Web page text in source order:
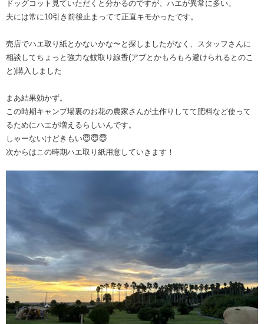
ドッグコット見ていただくと分かるのですが、ハエが異常に多い。
夫には常に10引き前後止まってて正直キモかったです。
売店でハエ取り紙とかないかな〜と探しましたがなく、スタッフさんに
相談してちょっと強力な蚊取り線香(アブとかもろもろ避けられるとのこ
と)購入しました
まあ結果効かず。
この時期キャンプ場裏のお花の農家さんが土作りしてて肥料など使って
るためにハエが増えるらしいんです。
しゃーないけどきもい😇😇😇
次からはこの時期ハエ取り紙用意していきます！